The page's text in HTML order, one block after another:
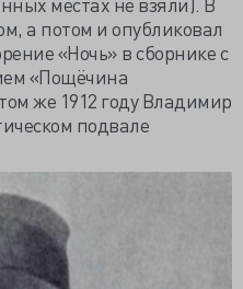
а потом и опубликовал
«Ночь» в сборнике с
«Пощёчина
же 1912 году Владимир
подвале